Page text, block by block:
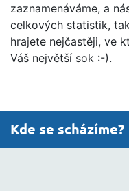
zaznamenáváme, a
celkových statistik,
hrajete nejčastěji, ve
Váš největší sok :-).
Kde se scházíme?